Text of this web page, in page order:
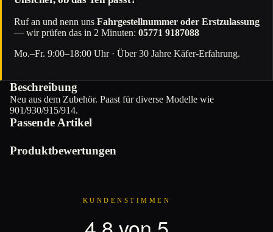
Ruf an und nenn uns Fahrgestellnummer oder Erstzulassung
— wir prüfen das in 2 Minuten: 05771 9187088
Mo.–Fr. 9:00–18:00 Uhr · Über 30 Jahre Käfer-Erfahrung.
Beschreibung
Neu aus dem Zubehör. Paast für diverse Modelle wie
901/930/915/914.
Passende Artikel
Produktbewertungen
KUNDENSTIMMEN